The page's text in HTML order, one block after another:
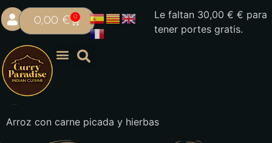
0,00 € 0 Le faltan 30,00€ € para
tener portes gratis.
Arroz con carne picada y hierbas